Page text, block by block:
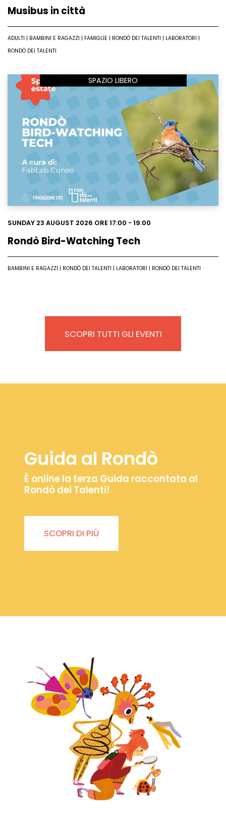
Musibus in città
ADULTI | BAMBINI E RAGAZZI | FAMIGLIE | RONDÒ DEI TALENTI | LABORATORI |
RONDÒ DEI TALENTI
SPAZIO LIBERO
SUNDAY 23 AUGUST 2026 ORE 17:00 - 19:00
Rondò Bird-Watching Tech
BAMBINI E RAGAZZI | RONDÒ DEI TALENTI | LABORATORI | RONDÒ DEI TALENTI
SCOPRI TUTTI GLI EVENTI
Guida al Rondò
È online la terza Guida raccontata al
Rondò dei Talenti!
SCOPRI DI PIÙ